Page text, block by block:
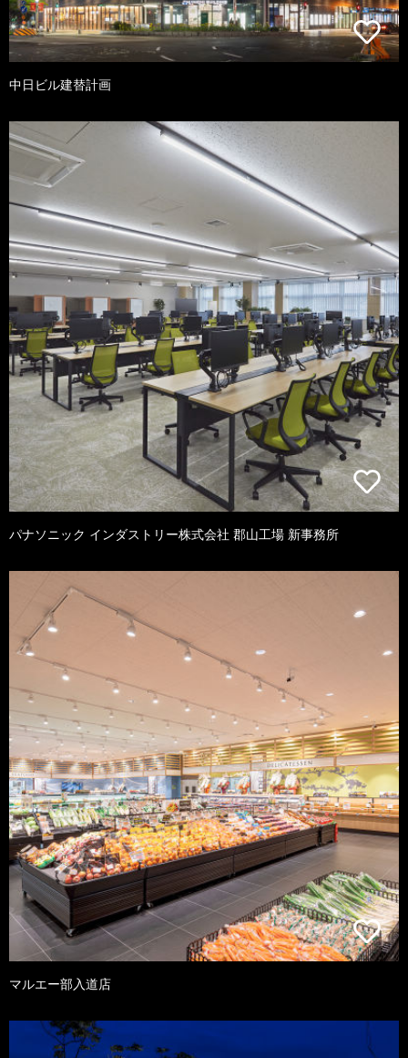
中日ビル建替計画
パナソニック インダストリー株式会社 郡山工場 新事務所
マルエー部入道店